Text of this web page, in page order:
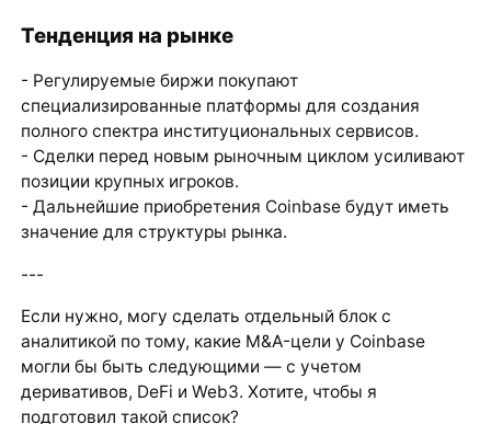
Тенденция на рынке
- Регулируемые биржи покупают
специализированные платформы для создания
полного спектра институциональных сервисов.
- Сделки перед новым рыночным циклом усиливают
позиции крупных игроков.
- Дальнейшие приобретения Coinbase будут иметь
значение для структуры рынка.
---
Если нужно, могу сделать отдельный блок с
аналитикой по тому, какие M&A-цели у Coinbase
могли бы быть следующими — с учетом
деривативов, DeFi и Web3. Хотите, чтобы я
подготовил такой список?